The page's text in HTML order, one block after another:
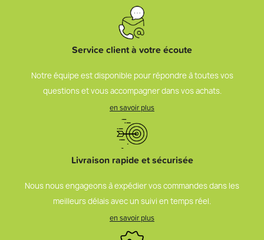
Service client à votre écoute
Notre équipe est disponible pour répondre à toutes vos
questions et vous accompagner dans vos achats.
en savoir plus
Livraison rapide et sécurisée
Nous nous engageons à expédier vos commandes dans les
meilleurs délais avec un suivi en temps réel.
en savoir plus